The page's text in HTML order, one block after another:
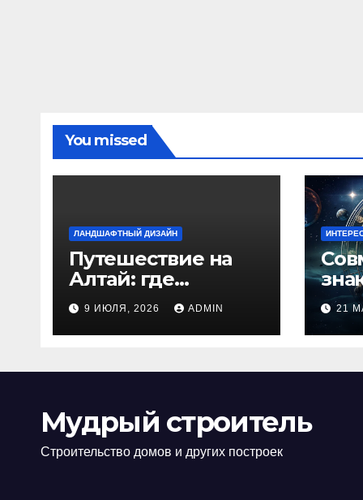
You missed
ЛАНДШАФТНЫЙ ДИЗАЙН
Путешествие на
Алтай: где
природа
встречается с
духом
9 ИЮЛЯ, 2026 ADMIN 21
Мудрый строитель
Строительство домов и других построек